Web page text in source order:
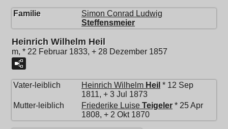
Familie
Simon Conrad Ludwig
Steffensmeier
Heinrich Wilhelm Heil
m, * 22 Februar 1833, + 28 Dezember 1857
Vater-leiblich Heinrich Wilhelm Heil * 12 Sep
1811, + 3 Jul 1873
Mutter-leiblich
Friederike Luise Teigeler * 25 Apr
1808, + 2 Okt 1870